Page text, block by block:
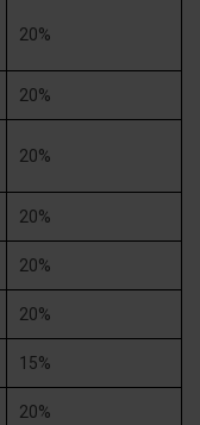
20%
20%
20%
20%
20%
20%
15%
20%